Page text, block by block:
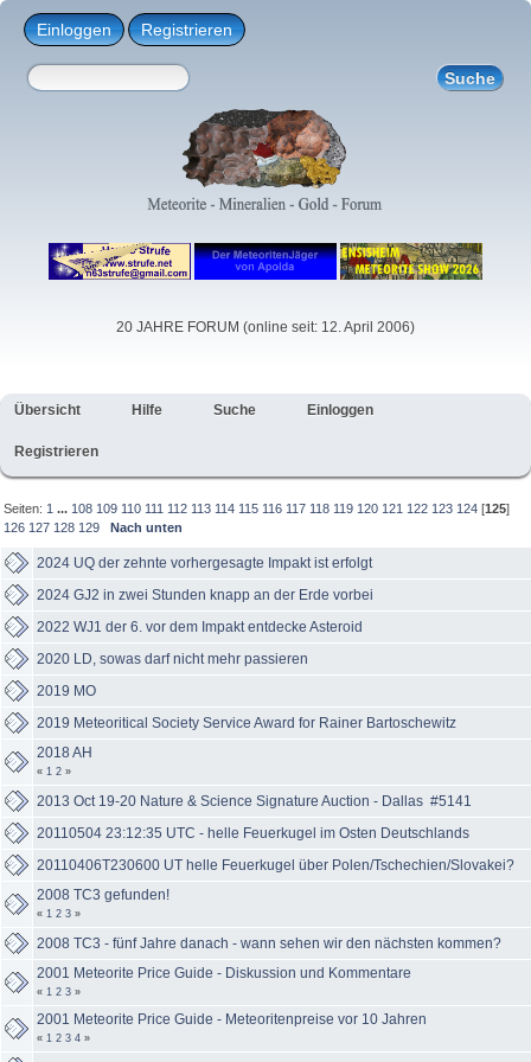
Einloggen Registrieren
20 JAHRE FORUM (online seit: 12. April 2006)
Übersicht Hilfe Suche Einloggen
Registrieren
Seiten: 1 ... 108 109 110 111 112 113 114 115 116 117 118 119 120 121 122 123 124 [125]
126 127 128 129 Nach unten
2024 UQ der zehnte vorhergesagte Impakt ist erfolgt
2024 GJ2 in zwei Stunden knapp an der Erde vorbei
2022 WJ1 der 6. vor dem Impakt entdecke Asteroid
2020 LD, sowas darf nicht mehr passieren
2019 MO
2019 Meteoritical Society Service Award for Rainer Bartoschewitz
2018 AH
« 1 2 »
2013 Oct 19-20 Nature & Science Signature Auction - Dallas #5141
20110504 23:12:35 UTC - helle Feuerkugel im Osten Deutschlands
20110406T230600 UT helle Feuerkugel über Polen/Tschechien/Slovakei?
2008 TC3 gefunden!
« 1 2 3 »
2008 TC3 - fünf Jahre danach - wann sehen wir den nächsten kommen?
2001 Meteorite Price Guide - Diskussion und Kommentare
« 1 2 3 »
2001 Meteorite Price Guide - Meteoritenpreise vor 10 Jahren
« 1 2 3 4 »